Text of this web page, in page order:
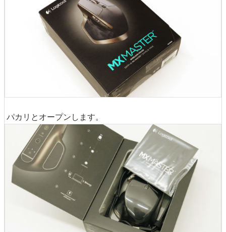
パカリとオープンします。